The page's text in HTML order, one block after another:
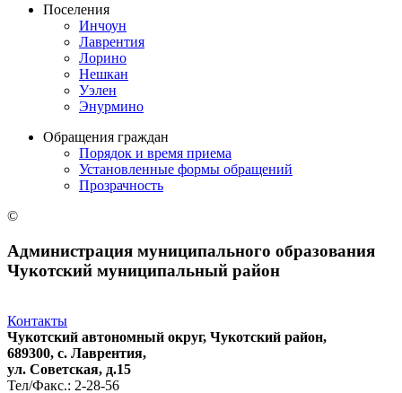
Поселения
Инчоун
Лаврентия
Лорино
Нешкан
Уэлен
Энурмино
Обращения граждан
Порядок и время приема
Установленные формы обращений
Прозрачность
©
Администрация муниципального образования
Чукотский муниципальный район
Контакты
Чукотский автономный округ, Чукотский район,
689300, с. Лаврентия,
ул. Советская, д.15
Тел/Факс.: 2-28-56